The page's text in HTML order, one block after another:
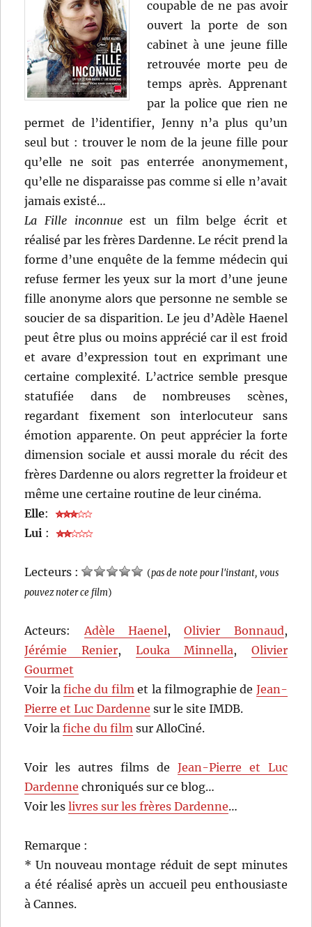
coupable de ne pas avoir
ouvert la porte de son
cabinet à une jeune fille
retrouvée morte peu de
temps après. Apprenant
par la police que rien ne
permet de l’identifier, Jenny n’a plus qu’un
seul but : trouver le nom de la jeune fille pour
qu’elle ne soit pas enterrée anonymement,
qu’elle ne disparaisse pas comme si elle n’avait
jamais existé…
La Fille inconnueest un film belge écrit et
réalisé par les frères Dardenne. Le récit prend la
forme d’une enquête de la femme médecin qui
refuse fermer les yeux sur la mort d’une jeune
fille anonyme alors que personne ne semble se
soucier de sa disparition. Le jeu d’Adèle Haenel
peut être plus ou moins apprécié car il est froid
et avare d’expression tout en exprimant une
certaine complexité. L’actrice semble presque
statufiée dans de nombreuses scènes,
regardant fixement son interlocuteur sans
émotion apparente. On peut apprécier la forte
dimension sociale et aussi morale du récit des
frères Dardenne ou alors regretter la froideur et
même une certaine routine de leur cinéma.
Elle:
Lui :
Lecteurs : (pas de note pour l'instant, vous
pouvez noter ce film)
Acteurs: Adèle Haenel,Olivier Bonnaud,
Jérémie Renier, Louka Minnella, Olivier
Gourmet
Voir lafiche du film et la filmographie de Jean-
Pierre et Luc Dardenne sur le site IMDB.
Voir lafiche du film sur AlloCiné.
Voir les autres films de Jean-Pierre et Luc
Dardenne chroniqués sur ce blog…
Voir leslivres sur les frères Dardenne…
Remarque :
* Un nouveau montage réduit de sept minutes
a été réalisé après un accueil peu enthousiaste
à Cannes.